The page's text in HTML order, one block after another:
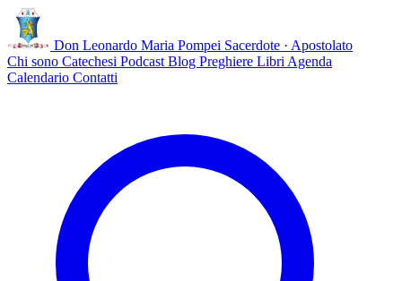
Don Leonardo Maria Pompei Sacerdote · Apostolato
Chi sono Catechesi Podcast Blog Preghiere Libri Agenda
Calendario Contatti